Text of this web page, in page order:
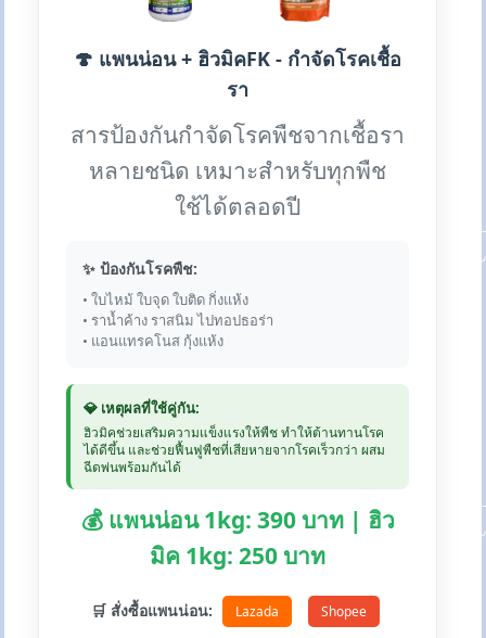
🍄 แพนน่อน + ฮิวมิคFK - กำจัดโรคเชื้อ
รา
สารป้องกันกำจัดโรคพืชจากเชื้อรา
หลายชนิด เหมาะสำหรับทุกพืช
ใช้ได้ตลอดปี
✨ ป้องกันโรคพืช:
• ใบไหม้ ใบจุด ใบติด กิ่งแห้ง
• ราน้ำค้าง ราสนิม ไปทอปธอร่า
• แอนแทรคโนส กุ้งแห้ง
💎 เหตุผลที่ใช้คู่กัน:
ฮิวมิคช่วยเสริมความแข็งแรงให้พืช ทำให้ต้านทานโรค
ได้ดีขึ้น และช่วยฟื้นฟูพืชที่เสียหายจากโรคเร็วกว่า ผสม
ฉีดพ่นพร้อมกันได้
💰 แพนน่อน 1kg: 390 บาท | ฮิว
มิค 1kg: 250 บาท
🛒 สั่งซื้อแพนน่อน: Lazada Shopee